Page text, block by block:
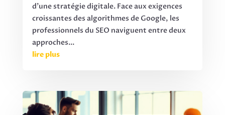
d'une stratégie digitale. Face aux exigences
croissantes des algorithmes de Google, les
professionnels du SEO naviguent entre deux
approches...
lire plus